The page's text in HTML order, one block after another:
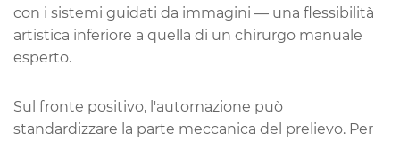
con i sistemi guidati da immagini — una flessibilità
artistica inferiore a quella di un chirurgo manuale
esperto.
Sul fronte positivo, l'automazione può
standardizzare la parte meccanica del prelievo. Per